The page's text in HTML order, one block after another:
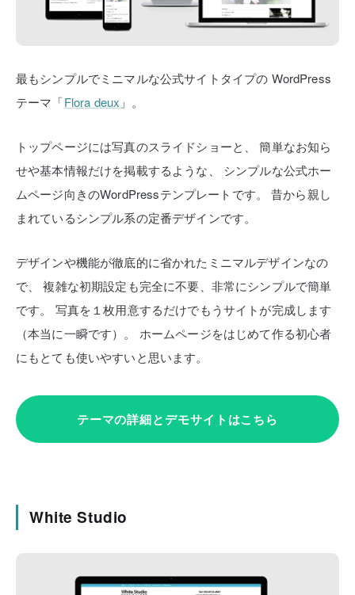
最もシンプルでミニマルな公式サイトタイプの WordPress
テーマ「Flora deux 」。
トップページには写真のスライドショーと、
簡単なお知ら
せや基本情報だけを掲載するような、
シンプルな公式ホー
ムページ向きのWordPressテンプレートです。
昔から親し
まれているシンプル系の定番デザインです。
デザインや機能が徹底的に省かれたミニマルデザインなの
で、
複雑な初期設定も完全に不要、非常にシンプルで簡単
です。
写真を１枚用意するだけでもうサイトが完成します
（本当に一瞬です）。
ホームページをはじめて作る初心者
にもとても使いやすいと思います。
テーマの詳細とデモサイトはこちら
White Studio